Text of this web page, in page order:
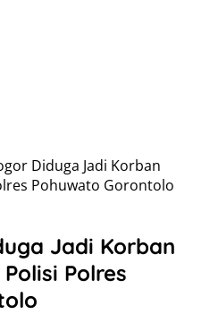
Diduga Jadi Korban
Pohuwato Gorontolo
Jadi Korban
Polres